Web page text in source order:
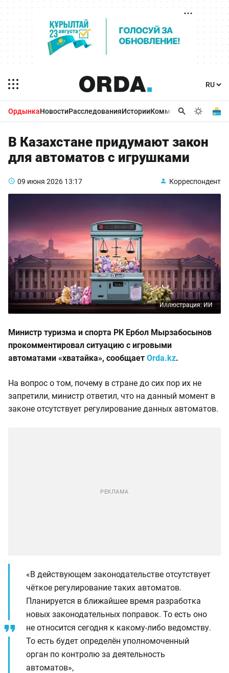
ОрдынкаНовостиРасследованияИсторииКомментарииБизнес
В Казахстане придумают закон
для автоматов с игрушками
09 июня 2026 13:17 Корреспондент
Иллюстрация: ИИ
Министр туризма и спорта РК Ербол Мырзабосынов
прокомментировал ситуацию с игровыми
автоматами «хватайка», сообщает Orda.kz.
На вопрос о том, почему в стране до сих пор их не
запретили, министр ответил, что на данный момент в
законе отсутствует регулирование данных автоматов.
«В действующем законодательстве отсутствует
чёткое регулирование таких автоматов.
Планируется в ближайшее время разработка
новых законодательных поправок. То есть оно
не относится сегодня к какому-либо ведомству.
То есть будет определён уполномоченный
орган по контролю за деятельность
автоматов»,